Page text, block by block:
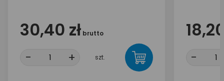
30,40 zł brutto
- + szt. -